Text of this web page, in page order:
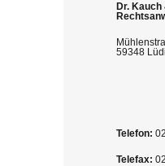
Dr. Kauch
59348
Telefon:
Telefax: